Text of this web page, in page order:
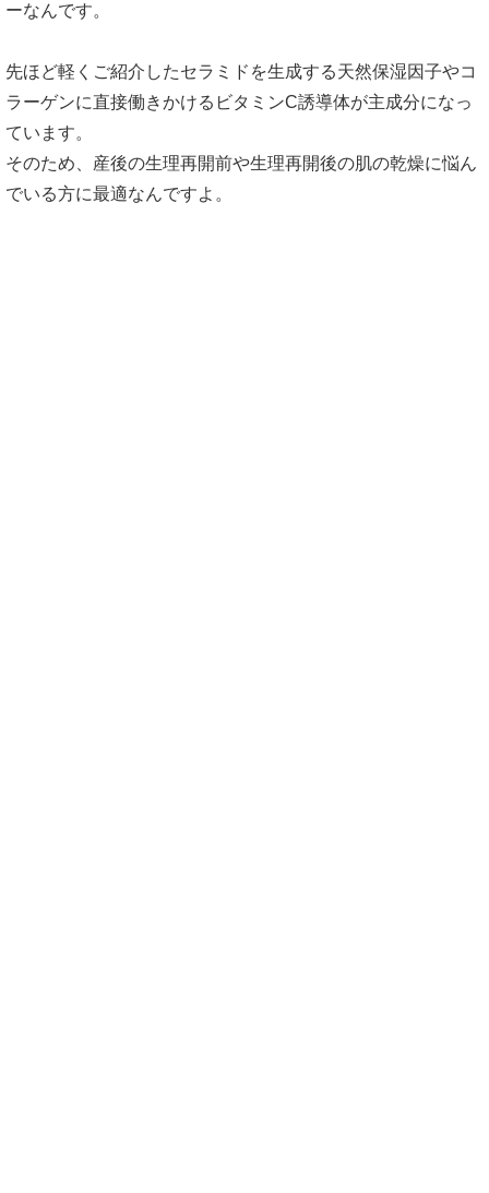
ーなんです。
先ほど軽くご紹介したセラミドを生成する天然保湿因子やコ
ラーゲンに直接働きかけるビタミンC誘導体が主成分になっ
ています。
そのため、産後の生理再開前や生理再開後の肌の乾燥に悩ん
でいる方に最適なんですよ。